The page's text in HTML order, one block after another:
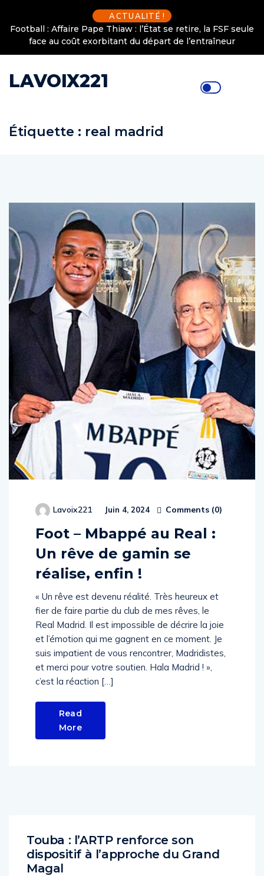
ACTUALITÉ !
Football : Affaire Pape Thiaw : l’État se retire, la FSF seule
face au coût exorbitant du départ de l’entraîneur
LAVOIX221
Étiquette : real madrid
Lavoix221 Juin 4, 2024 Comments (0)
Foot – Mbappé au Real :
Un rêve de gamin se
réalise, enfin !
« Un rêve est devenu réalité. Très heureux et
fier de faire partie du club de mes rêves, le
Real Madrid. Il est impossible de décrire la joie
et l’émotion qui me gagnent en ce moment. Je
suis impatient de vous rencontrer, Madridistes,
et merci pour votre soutien. Hala Madrid ! »,
c’est la réaction […]
Read
More
Touba : l’ARTP renforce son
dispositif à l’approche du Grand
Magal